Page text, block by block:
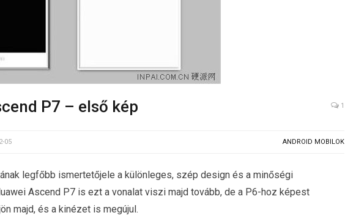
P7 – első kép 1
05 ANDROID MOBILOK
legfőbb ismertetőjele a különleges, szép design és a minőségi
Ascend P7 is ezt a vonalat viszi majd tovább, de a P6-hoz képest
majd, és a kinézet is megújul.